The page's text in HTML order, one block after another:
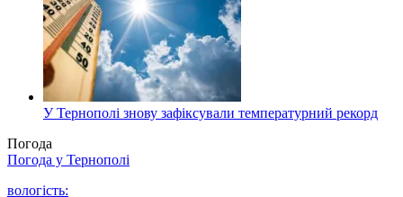
У Тернополі знову зафіксували температурний рекорд
Погода
Погода у Тернополі
вологість: